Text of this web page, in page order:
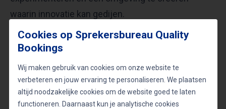
waarin innovatie kan gedijen.
Toekomstige trends en de visie
van Bob de Wit
In zijn lezingen en publicaties heeft Bob de Wit
Cookies op Sprekersbureau Quality
Bookings
Wij maken gebruik van cookies om onze website te
verbeteren en jouw ervaring te personaliseren. We plaatsen
altijd noodzakelijke cookies om de website goed te laten
functioneren. Daarnaast kun je analytische cookies